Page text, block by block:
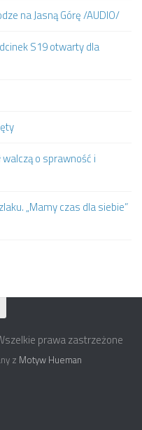
na Jasną Górę /AUDIO/
S19 otwarty dla
o sprawność i
„Mamy czas dla siebie”
prawa zastrzeżone
z Motyw Hueman